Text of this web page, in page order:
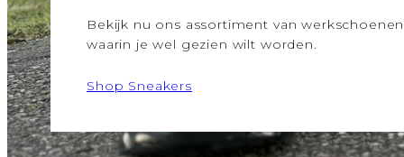
Bekijk nu ons assortiment van werkschoenen
waarin je wel gezien wilt worden.
Shop Sneakers